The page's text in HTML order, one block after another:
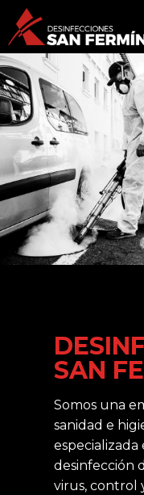
SAN
Somos una
sanidad e
desinfección
virus, control